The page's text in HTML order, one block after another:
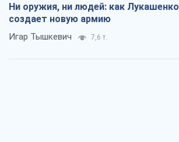
Ни оружия, ни людей: как Лукашенко
создает новую армию
Игар Тышкевич 7,6 т.